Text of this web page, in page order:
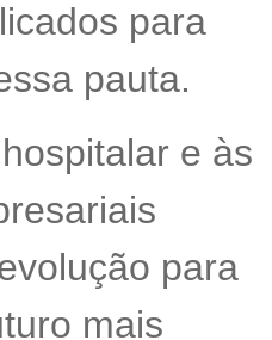
para
pauta.
e às
para
mais